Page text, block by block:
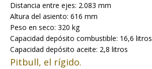
Distancia entre ejes: 2.083 mm
Altura del asiento: 616 mm
Peso en seco: 320 kg
Capacidad depósito combustible: 16,6 litros
Capacidad depósito aceite: 2,8 litros
Pitbull, el rígido.